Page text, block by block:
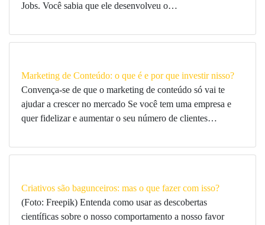
Jobs. Você sabia que ele desenvolveu o…
Marketing de Conteúdo: o que é e por que investir nisso?
Convença-se de que o marketing de conteúdo só vai te
ajudar a crescer no mercado Se você tem uma empresa e
quer fidelizar e aumentar o seu número de clientes…
Criativos são bagunceiros: mas o que fazer com isso?
(Foto: Freepik) Entenda como usar as descobertas
científicas sobre o nosso comportamento a nosso favor